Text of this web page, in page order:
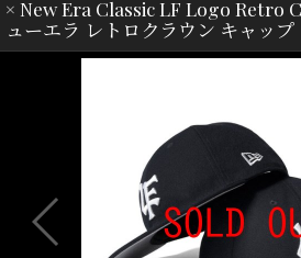
× New Era Classic LF Logo Retro
ューエラ レトロクラウン キャッ